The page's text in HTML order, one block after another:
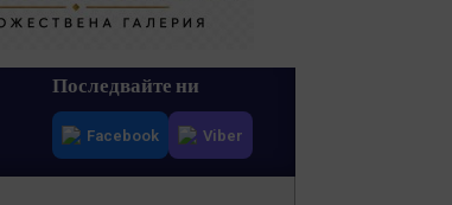
Последвайте ни
Facebook Viber